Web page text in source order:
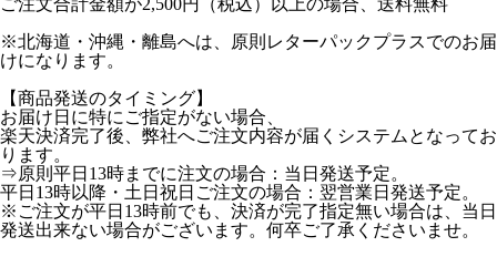
ご注文合計金額が2,500円（税込）以上の場合、送料無料
※北海道・沖縄・離島へは、原則レターパックプラスでのお届
けになります。
【商品発送のタイミング】
お届け日に特にご指定がない場合、
楽天決済完了後、弊社へご注文内容が届くシステムとなってお
ります。
⇒原則平日13時までに注文の場合：当日発送予定。
平日13時以降・土日祝日ご注文の場合：翌営業日発送予定。
※ご注文が平日13時前でも、決済が完了指定無い場合は、当日
発送出来ない場合がございます。何卒ご了承くださいませ。